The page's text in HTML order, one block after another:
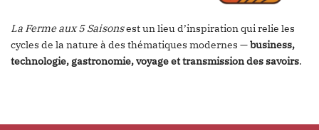
La Ferme aux 5 Saisonsest un lieu d’inspiration qui relie les
cycles de la nature à des thématiques modernes —business,
technologie, gastronomie, voyage et transmission des savoirs.